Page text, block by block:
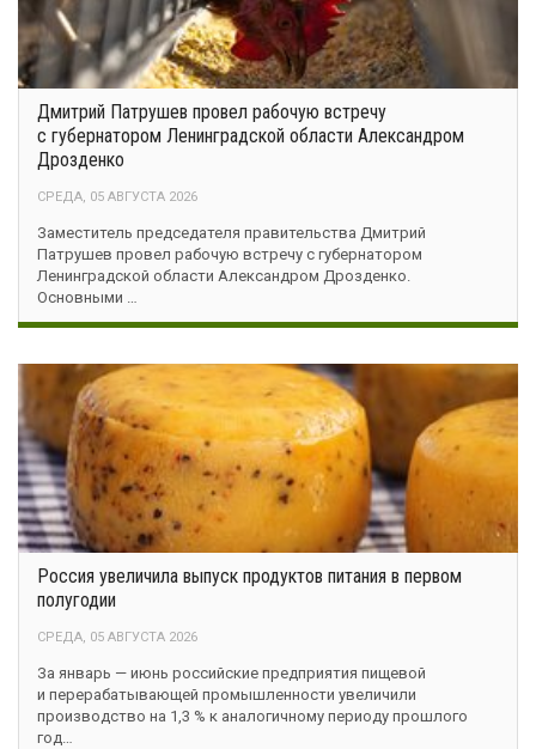
Дмитрий Патрушев провел рабочую встречу
с губернатором Ленинградской области Александром
Дрозденко
СРЕДА, 05 АВГУСТА 2026
Заместитель председателя правительства Дмитрий
Патрушев провел рабочую встречу с губернатором
Ленинградской области Александром Дрозденко.
Основными …
Россия увеличила выпуск продуктов питания в первом
полугодии
СРЕДА, 05 АВГУСТА 2026
За январь — июнь российские предприятия пищевой
и перерабатывающей промышленности увеличили
производство на 1,3 % к аналогичному периоду прошлого
год…